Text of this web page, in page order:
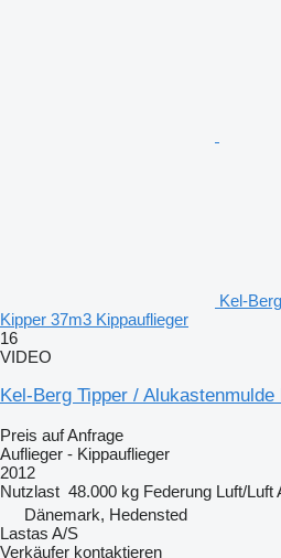
Kel-
Kipper 37m3 Kippauflieger
16
VIDEO
Kel-Berg Tipper / Alukastenmulde
Preis auf Anfrage
Auflieger - Kippauflieger
2012
Nutzlast 48.000 kg Federung Luft/Luft
Dänemark, Hedensted
Lastas A/S
Verkäufer kontaktieren